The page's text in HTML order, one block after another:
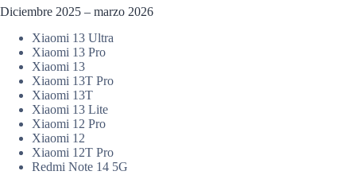
Diciembre 2025 – marzo 2026
Xiaomi 13 Ultra
Xiaomi 13 Pro
Xiaomi 13
Xiaomi 13T Pro
Xiaomi 13T
Xiaomi 13 Lite
Xiaomi 12 Pro
Xiaomi 12
Xiaomi 12T Pro
Redmi Note 14 5G